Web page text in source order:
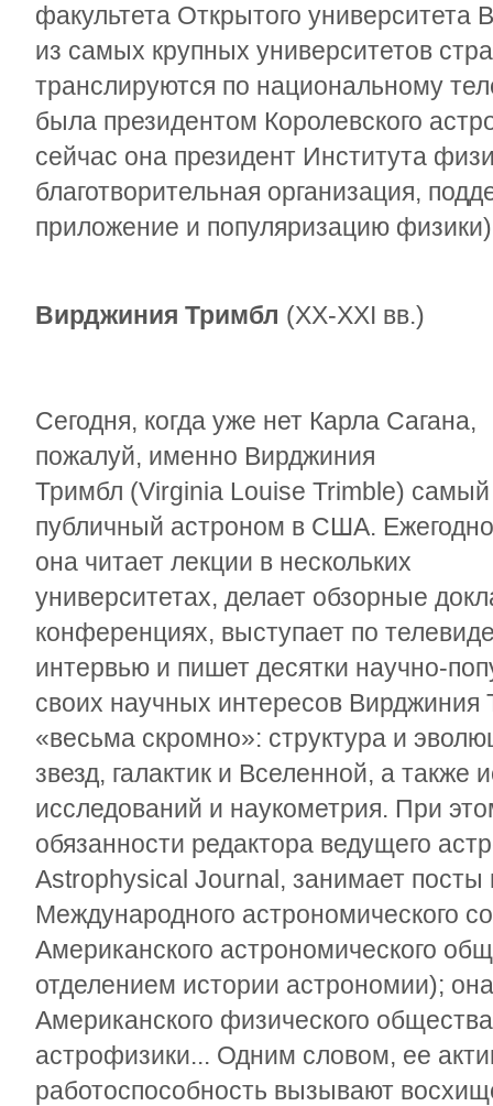
факультета Открытого университета
из самых крупных университетов
транслируются по национальному
была президентом Королевского
сейчас она президент Института
благотворительная организация,
приложение и популяризацию
Вирджиния Тримбл (ХХ-XXI вв.)
Сегодня, когда уже нет Карла Сагана,
пожалуй, именно Вирджиния
Тримбл (Virginia Louise Trimble) самый
публичный астроном в США. Ежегодно
она читает лекции в нескольких
университетах, делает обзорные
конференциях, выступает по
интервью и пишет десятки научно-
своих научных интересов Вирджиния
«весьма скромно»: структура и
звезд, галактик и Вселенной, а также
исследований и наукометрия. При
обязанности редактора ведущего
Astrophysical Journal, занимает посты
Международного астрономического
Американского астрономического
отделением истории астрономии);
Американского физического
астрофизики... Одним словом, ее
работоспособность вызывают